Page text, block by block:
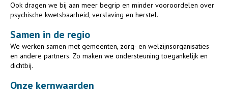
Ook dragen we bij aan meer begrip en minder vooroordelen over
psychische kwetsbaarheid, verslaving en herstel.
Samen in de regio
We werken samen met gemeenten, zorg- en welzijnsorganisaties
en andere partners. Zo maken we ondersteuning toegankelijk en
dichtbij.
Onze kernwaarden